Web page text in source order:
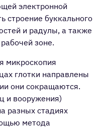
электронной
строение буккального
и радулы, а также
зоне.
микроскопия
глотки направлены
они сокращаются.
и вооружения)
разных стадиях
метода